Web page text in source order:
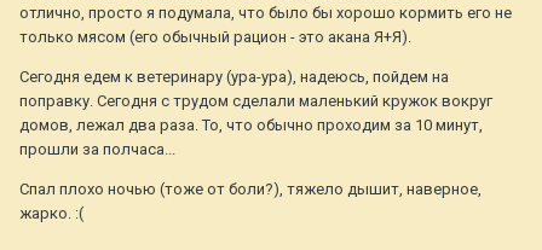
отлично, просто я подумала, что было бы хорошо кормить его не
только мясом (его обычный рацион - это акана Я+Я).
Сегодня едем к ветеринару (ура-ура), надеюсь, пойдем на
поправку. Сегодня с трудом сделали маленький кружок вокруг
домов, лежал два раза. То, что обычно проходим за 10 минут,
прошли за полчаса...
Спал плохо ночью (тоже от боли?), тяжело дышит, наверное,
жарко. :(